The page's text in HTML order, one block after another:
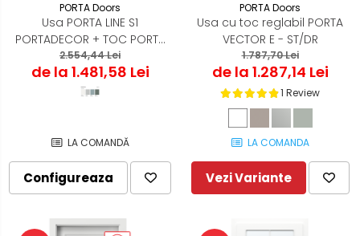
PORTA Doors
Usa PORTA LINE S1
PORTADECOR + TOC PORTA
SYSTEM
2.554,44 Lei
de la 1.481,58 Lei
LA COMANDĂ
Configureaza
PORTA Doors
Usa cu toc reglabil PORTA
VECTOR E - ST/DR
1.787,70 Lei
de la 1.287,14 Lei
1 Review
LA COMANDA
Vezi Variante